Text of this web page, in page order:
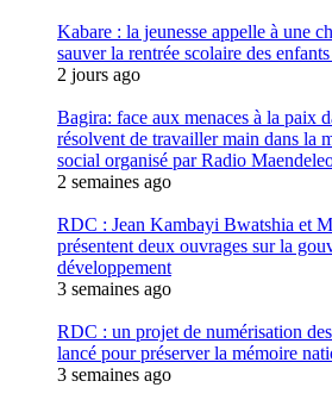
Kabare : la jeunesse appelle à une
sauver la rentrée scolaire des
2 jours ago
Bagira: face aux menaces à la paix
résolvent de travailler main dans la
social organisé par Radio
2 semaines ago
RDC : Jean Kambayi Bwatshia et
présentent deux ouvrages sur la
développement
3 semaines ago
RDC : un projet de numérisation
lancé pour préserver la mémoire
3 semaines ago